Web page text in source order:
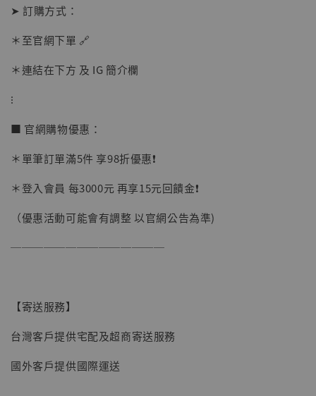
➤ 訂購方式：
＊至官網下單 🔗
＊連結在下方 及 IG 簡介欄
⁝
■ 官網購物優惠：
＊單筆訂單滿5件 享98折優惠❗️
＊登入會員 每3000元 再享15元回饋金❗️
（優惠活動可能會有調整 以官網公告為準)
──────────────
【寄送服務】
台灣客戶提供宅配及超商寄送服務
國外客戶提供國際運送